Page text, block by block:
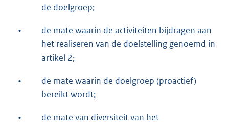
de doelgroep;
•
de mate waarin de activiteiten bijdragen aan
het realiseren van de doelstelling genoemd in
artikel 2;
•
de mate waarin de doelgroep (proactief)
bereikt wordt;
•
de mate van diversiteit van het